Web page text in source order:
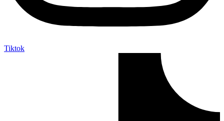
Tiktok